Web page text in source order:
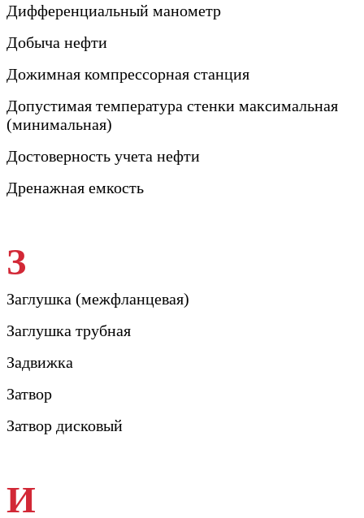
Дифференциальный манометр
Добыча нефти
Дожимная компрессорная станция
Допустимая температура стенки максимальная
(минимальная)
Достоверность учета нефти
Дренажная емкость
З
Заглушка (межфланцевая)
Заглушка трубная
Задвижка
Затвор
Затвор дисковый
И